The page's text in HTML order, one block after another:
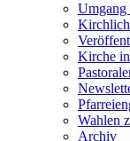
Umgang
Kirche
Wahlen
Archiv